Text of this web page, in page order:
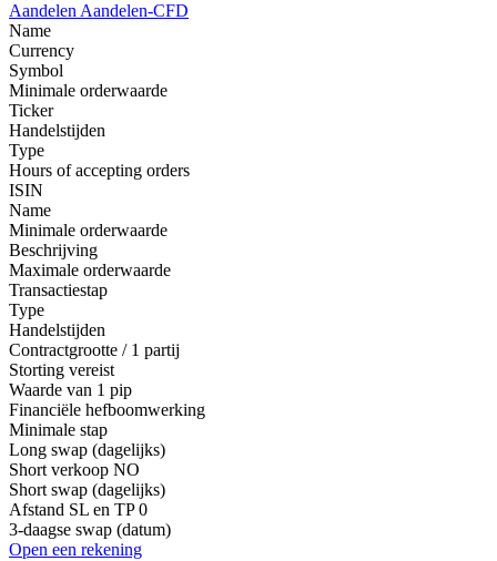
Aandelen Aandelen-CFD
Name
Currency
Symbol
Minimale orderwaarde
Ticker
Handelstijden
Type
Hours of accepting orders
ISIN
Name
Minimale orderwaarde
Beschrijving
Maximale orderwaarde
Transactiestap
Type
Handelstijden
Contractgrootte / 1 partij
Storting vereist
Waarde van 1 pip
Financiële hefboomwerking
Minimale stap
Long swap (dagelijks)
Short verkoop NO
Short swap (dagelijks)
Afstand SL en TP 0
3-daagse swap (datum)
Open een rekening